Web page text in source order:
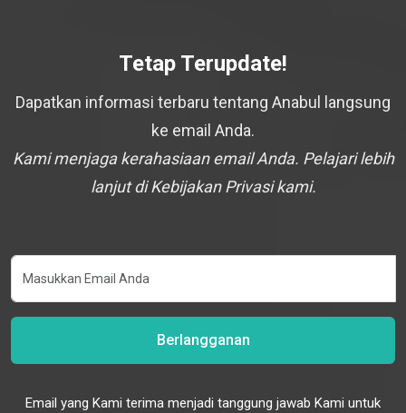
Tetap Terupdate!
Dapatkan informasi terbaru tentang Anabul langsung
ke email Anda.
Kami menjaga kerahasiaan email Anda. Pelajari lebih
lanjut di Kebijakan Privasi kami.
Berlangganan
Email yang Kami terima menjadi tanggung jawab Kami untuk